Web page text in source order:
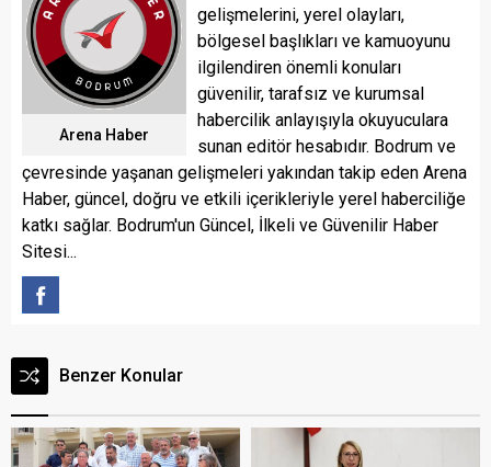
Arena Haber
gelişmelerini, yerel olayları,
bölgesel başlıkları ve kamuoyunu
ilgilendiren önemli konuları
güvenilir, tarafsız ve kurumsal
habercilik anlayışıyla okuyuculara
sunan editör hesabıdır. Bodrum ve
çevresinde yaşanan gelişmeleri yakından takip eden Arena
Haber, güncel, doğru ve etkili içerikleriyle yerel haberciliğe
katkı sağlar. Bodrum'un Güncel, İlkeli ve Güvenilir Haber
Sitesi...
Benzer Konular